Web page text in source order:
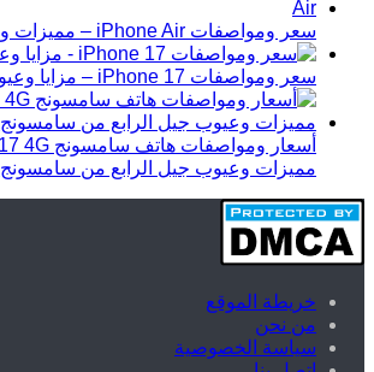
سعر ومواصفات iPhone Air – مميزات وعيوب أيفون 17 Air
سعر ومواصفات iPhone 17 – مزايا وعيوب هاتف آيفون 17
مميزات وعيوب جيل الرابع من سامسونج A17
خريطة الموقع
من نحن
سياسة الخصوصية